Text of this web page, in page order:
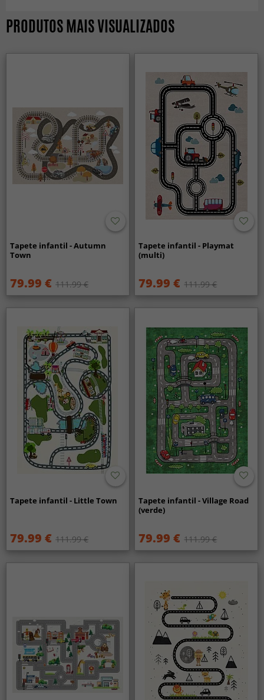
PRODUTOS MAIS VISUALIZADOS
Tapete infantil - Autumn
Town
79.99 € 111.99 €
Tapete infantil - Playmat
(multi)
79.99 € 111.99 €
Tapete infantil - Little Town
79.99 € 111.99 €
Tapete infantil - Village Road
(verde)
79.99 € 111.99 €